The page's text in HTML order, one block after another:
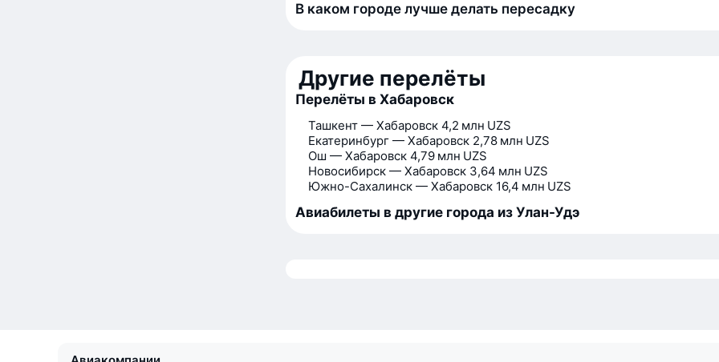
В каком городе лучше делать пересадку
Другие перелёты
Перелёты в Хабаровск
Ташкент — Хабаровск 4,2 млн UZS
Екатеринбург — Хабаровск 2,78 млн UZS
Ош — Хабаровск 4,79 млн UZS
Новосибирск — Хабаровск 3,64 млн UZS
Южно-Сахалинск — Хабаровск 16,4 млн UZS
Авиабилеты в другие города из Улан-Удэ